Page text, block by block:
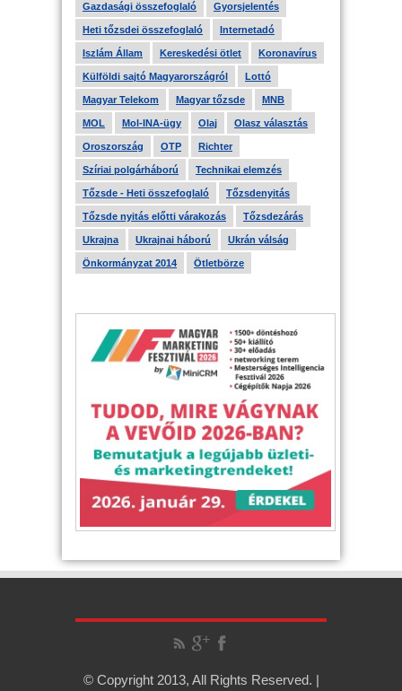
Gazdasági összefoglaló Gyorsjelentés
Heti tőzsdei összefoglaló Internetadó
Iszlám Állam Kereskedési ötlet Koronavírus
Külföldi sajtó Magyarországról Lottó
Magyar Telekom Magyar tőzsde MNB
MOL Mol-INA-ügy Olaj Olasz választás
Oroszország OTP Richter
Szíriai polgárháború Technikai elemzés
Tőzsde - Heti összefoglaló Tőzsdenyitás
Tőzsde nyitás előtti várakozás Tőzsdezárás
Ukrajna Ukrajnai háború Ukrán válság
Önkormányzat 2014 Ötletbörze
© Copyright 2013, All Rights Reserved. |